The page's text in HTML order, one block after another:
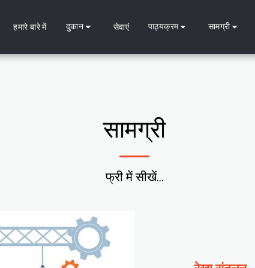
हमारे बारे में दुकान सेवाएं पाठ्यक्रम सामग्री
सामग्री
फ्री में सीखें...